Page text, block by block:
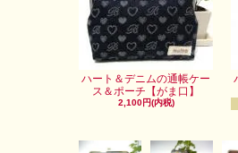
ハート＆デニムの通帳ケー
ス＆ポーチ【がま口】
2,100円(内税)